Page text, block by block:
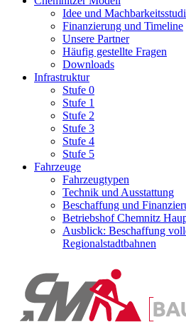
Idee und
Finanzierung und Timeline
Unsere Partner
Häufig gestellte Fragen
Downloads
Infrastruktur
Stufe 0
Stufe 1
Stufe 2
Stufe 3
Stufe 4
Stufe 5
Fahrzeuge
Fahrzeugtypen
Technik und Ausstattung
Beschaffung und
Betriebshof Chemnitz
Ausblick: Beschaffung
Regionalstadtbahnen